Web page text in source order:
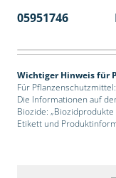
05951746
Wichtiger Hinweis für
Für
Die Informationen auf
Biozide:
Etikett und